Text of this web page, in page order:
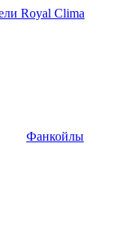
Royal Clima
Фанкойлы